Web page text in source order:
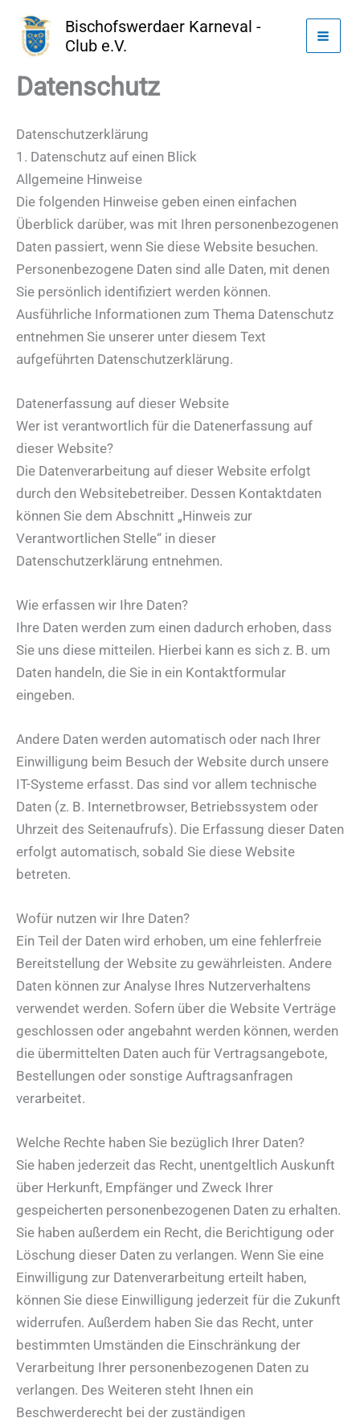
Inhalt
springen
Bischofswerdaer Karneval -
Club e.V.
Datenschutz
Datenschutz­erklärung
1. Datenschutz auf einen Blick
Allgemeine Hinweise
Die folgenden Hinweise geben einen einfachen
Überblick darüber, was mit Ihren personenbezogenen
Daten passiert, wenn Sie diese Website besuchen.
Personenbezogene Daten sind alle Daten, mit denen
Sie persönlich identifiziert werden können.
Ausführliche Informationen zum Thema Datenschutz
entnehmen Sie unserer unter diesem Text
aufgeführten Datenschutzerklärung.
Datenerfassung auf dieser Website
Wer ist verantwortlich für die Datenerfassung auf
dieser Website?
Die Datenverarbeitung auf dieser Website erfolgt
durch den Websitebetreiber. Dessen Kontaktdaten
können Sie dem Abschnitt „Hinweis zur
Verantwortlichen Stelle“ in dieser
Datenschutzerklärung entnehmen.
Wie erfassen wir Ihre Daten?
Ihre Daten werden zum einen dadurch erhoben, dass
Sie uns diese mitteilen. Hierbei kann es sich z. B. um
Daten handeln, die Sie in ein Kontaktformular
eingeben.
Andere Daten werden automatisch oder nach Ihrer
Einwilligung beim Besuch der Website durch unsere
IT-Systeme erfasst. Das sind vor allem technische
Daten (z. B. Internetbrowser, Betriebssystem oder
Uhrzeit des Seitenaufrufs). Die Erfassung dieser Daten
erfolgt automatisch, sobald Sie diese Website
betreten.
Wofür nutzen wir Ihre Daten?
Ein Teil der Daten wird erhoben, um eine fehlerfreie
Bereitstellung der Website zu gewährleisten. Andere
Daten können zur Analyse Ihres Nutzerverhaltens
verwendet werden. Sofern über die Website Verträge
geschlossen oder angebahnt werden können, werden
die übermittelten Daten auch für Vertragsangebote,
Bestellungen oder sonstige Auftragsanfragen
verarbeitet.
Welche Rechte haben Sie bezüglich Ihrer Daten?
Sie haben jederzeit das Recht, unentgeltlich Auskunft
über Herkunft, Empfänger und Zweck Ihrer
gespeicherten personenbezogenen Daten zu erhalten.
Sie haben außerdem ein Recht, die Berichtigung oder
Löschung dieser Daten zu verlangen. Wenn Sie eine
Einwilligung zur Datenverarbeitung erteilt haben,
können Sie diese Einwilligung jederzeit für die Zukunft
widerrufen. Außerdem haben Sie das Recht, unter
bestimmten Umständen die Einschränkung der
Verarbeitung Ihrer personenbezogenen Daten zu
verlangen. Des Weiteren steht Ihnen ein
Beschwerderecht bei der zuständigen